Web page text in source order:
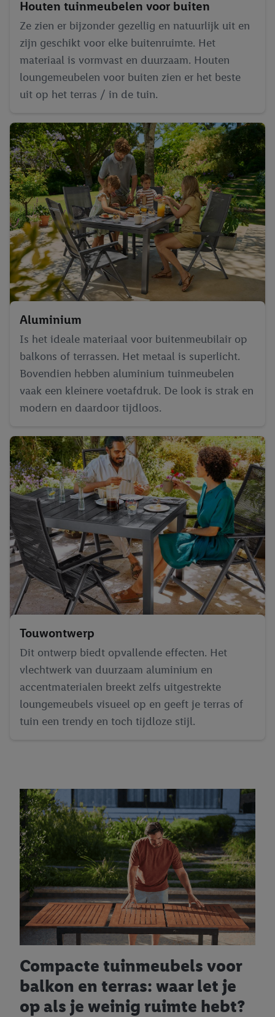
Houten tuinmeubelen voor buiten
Ze zien er bijzonder gezellig en natuurlijk uit en
zijn geschikt voor elke buitenruimte. Het
materiaal is vormvast en duurzaam. Houten
loungemeubelen voor buiten zien er het beste
uit op het terras / in de tuin.
Aluminium
Is het ideale materiaal voor buitenmeubilair op
balkons of terrassen. Het metaal is superlicht.
Bovendien hebben aluminium tuinmeubelen
vaak een kleinere voetafdruk. De look is strak en
modern en daardoor tijdloos.
Touwontwerp
Dit ontwerp biedt opvallende effecten. Het
vlechtwerk van duurzaam aluminium en
accentmaterialen breekt zelfs uitgestrekte
loungemeubels visueel op en geeft je terras of
tuin een trendy en toch tijdloze stijl.
Compacte tuinmeubels voor
balkon en terras: waar let je
op als je weinig ruimte hebt?